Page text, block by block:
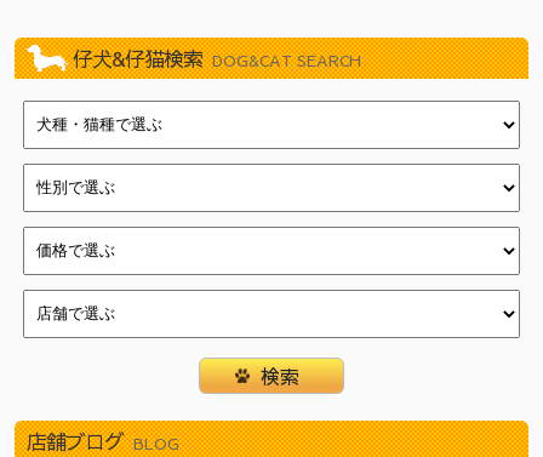
2019/04/27☆☆GWフェア☆☆
2018/10/3111/1『犬の日』フェア（新浦安店）
2018/10/12店頭ワゴン販売『ワゴンマルシェ』（新浦安店）
2018/09/28大特価ワゴンセール（新浦安店）
2018/07/17
クリアランス・ＳＵＭＭＥＲフェスティバル！（新浦安
店）
2018/05/18
2018/04/22一足お先にGWフェア（新浦安店）
2018/03/15
新春初売り（新浦安店）
2017/12/03Merry Christmasフェア（新浦安店）
仔犬&仔猫検索 DOG&CAT SEARCH
店舗ブログ BLOG